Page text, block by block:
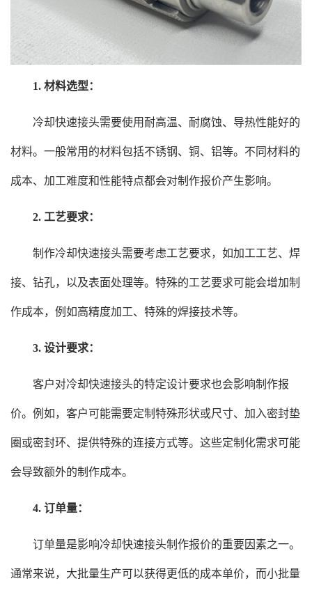
1. 材料选型：
冷却快速接头需要使用耐高温、耐腐蚀、导热性能好的
材料。一般常用的材料包括不锈钢、铜、铝等。不同材料的
成本、加工难度和性能特点都会对制作报价产生影响。
2. 工艺要求：
制作冷却快速接头需要考虑工艺要求，如加工工艺、焊
接、钻孔，以及表面处理等。特殊的工艺要求可能会增加制
作成本，例如高精度加工、特殊的焊接技术等。
3. 设计要求：
客户对冷却快速接头的特定设计要求也会影响制作报
价。例如，客户可能需要定制特殊形状或尺寸、加入密封垫
圈或密封环、提供特殊的连接方式等。这些定制化需求可能
会导致额外的制作成本。
4. 订单量：
订单量是影响冷却快速接头制作报价的重要因素之一。
通常来说，大批量生产可以获得更低的成本单价，而小批量